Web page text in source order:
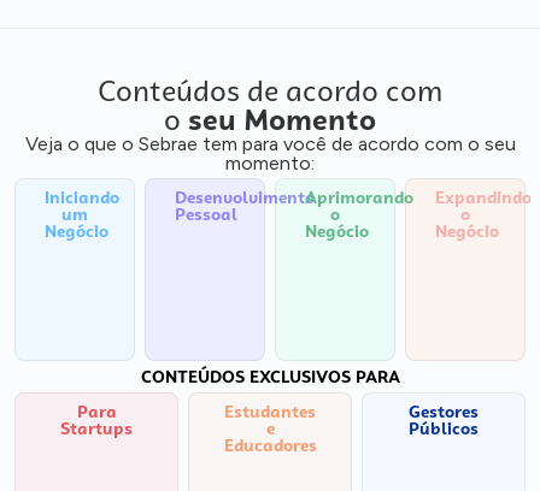
Conteúdos de acordo com
o seu Momento
Veja o que o Sebrae tem para você de acordo com o seu
momento:
Iniciando
um
Negócio
Desenvolvimento
Pessoal
Aprimorando
o
Negócio
Expandindo
o
Negócio
CONTEÚDOS EXCLUSIVOS PARA
Para
Startups
Estudantes
e
Educadores
Gestores
Públicos